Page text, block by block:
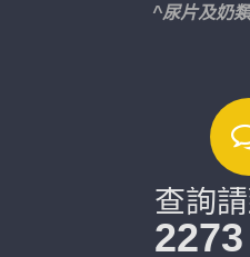
^尿片及奶
查詢